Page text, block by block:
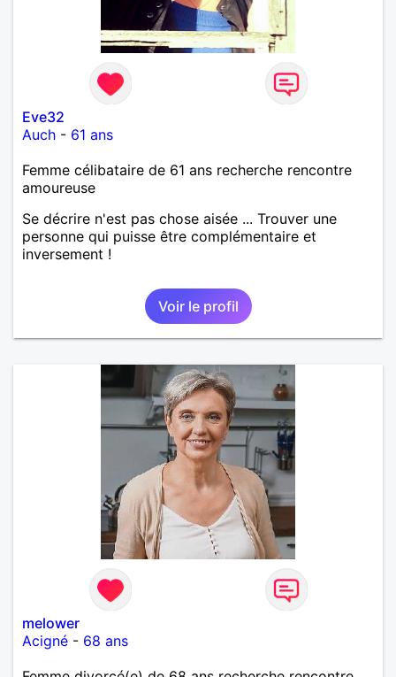
Eve32
Auch - 61 ans
Femme célibataire de 61 ans recherche rencontre
amoureuse
Se décrire n'est pas chose aisée ... Trouver une
personne qui puisse être complémentaire et
inversement !
Voir le profil
melower
Acigné - 68 ans